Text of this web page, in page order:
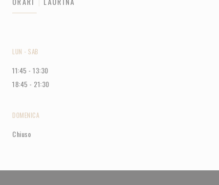
LUN - SAB
11:45 - 13:30
18:45 - 21:30
DOMENICA
Chiuso